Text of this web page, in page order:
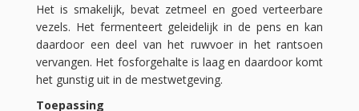
Het is smakelijk, bevat zetmeel en goed verteerbare
vezels. Het fermenteert geleidelijk in de pens en kan
daardoor een deel van het ruwvoer in het rantsoen
vervangen. Het fosforgehalte is laag en daardoor komt
het gunstig uit in de mestwetgeving.
Toepassing